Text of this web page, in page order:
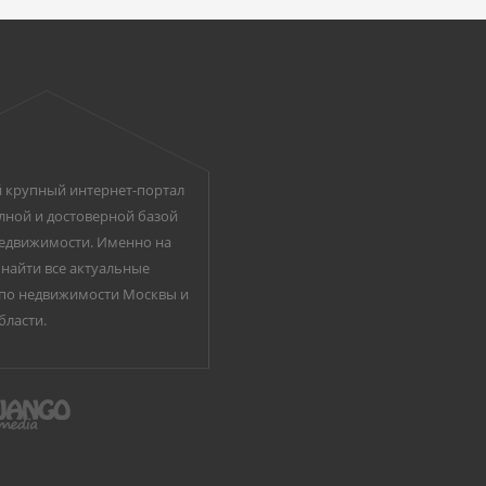
интернет-портал
и достоверной базой
Именно на
все актуальные
недвижимости Москвы и